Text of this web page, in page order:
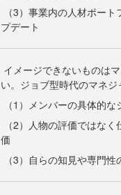
（3）事業内の人材ポー
プデート
イメージできないものは
い。ジョブ型時代のマネ
（1）メンバーの具体的
（2）人物の評価ではな
価
（3）自らの知見や専門